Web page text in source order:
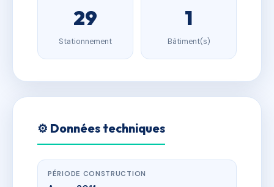
29
Stationnement
1
Bâtiment(s)
⚙️ Données techniques
PÉRIODE CONSTRUCTION